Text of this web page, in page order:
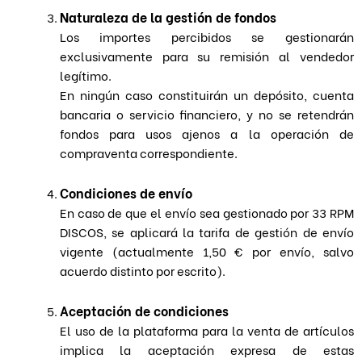
Naturaleza de la gestión de fondos
Los importes percibidos se gestionarán
exclusivamente para su remisión al vendedor
legítimo.
En ningún caso constituirán un depósito, cuenta
bancaria o servicio financiero, y no se retendrán
fondos para usos ajenos a la operación de
compraventa correspondiente.
Condiciones de envío
En caso de que el envío sea gestionado por 33 RPM
DISCOS, se aplicará la tarifa de gestión de envío
vigente (actualmente 1,50 € por envío, salvo
acuerdo distinto por escrito).
Aceptación de condiciones
El uso de la plataforma para la venta de artículos
implica la aceptación expresa de estas